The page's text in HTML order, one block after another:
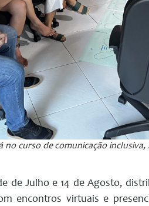
curso de comunicação
de Julho e 14 de Agosto,
encontros virtuais e